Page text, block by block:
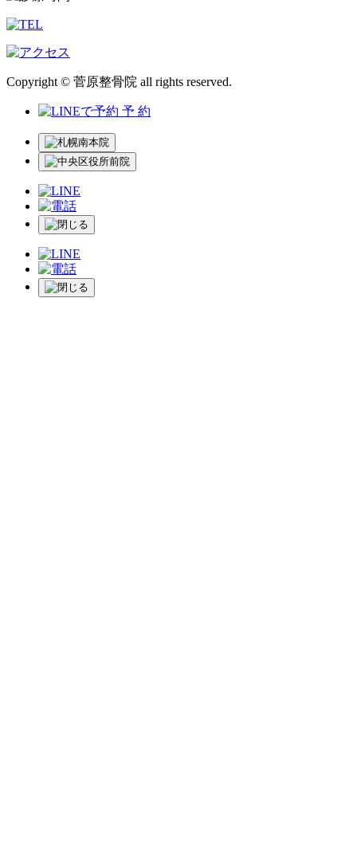
Copyright © 菅原整骨院 all rights reserved.
予 約